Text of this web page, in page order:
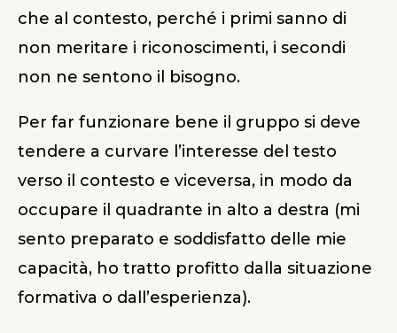
che al contesto, perché i primi sanno di
non meritare i riconoscimenti, i secondi
non ne sentono il bisogno.
Per far funzionare bene il gruppo si deve
tendere a curvare l’interesse del testo
verso il contesto e viceversa, in modo da
occupare il quadrante in alto a destra (mi
sento preparato e soddisfatto delle mie
capacità, ho tratto profitto dalla situazione
formativa o dall’esperienza).